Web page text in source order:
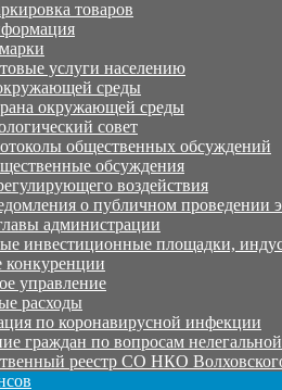
товаров
услуги населению
среды
окружающей среды
совет
общественных обсуждений
обсуждения
воздействия
о публичном проведении
администрации
инвестиционные площадки,
конкуренции
управление
расходы
по коронавирусной инфекции
граждан по вопросам нелегальной
реестр СО НКО